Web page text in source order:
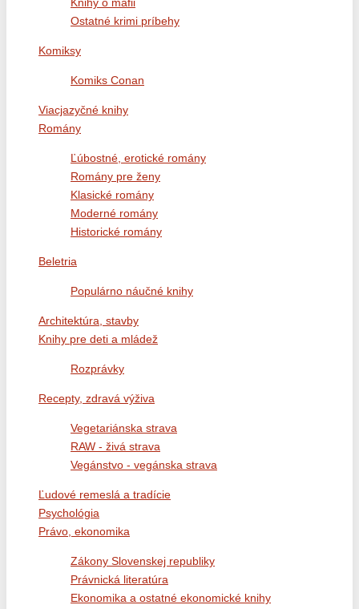
Ostatné krimi príbehy
Komiksy
Komiks Conan
Viacjazyčné knihy
Romány
Ľúbostné, erotické romány
Romány pre ženy
Klasické romány
Moderné romány
Historické romány
Beletria
Populárno náučné knihy
Architektúra, stavby
Knihy pre deti a mládež
Rozprávky
Recepty, zdravá výživa
Vegetariánska strava
RAW - živá strava
Vegánstvo - vegánska strava
Ľudové remeslá a tradície
Psychológia
Právo, ekonomika
Zákony Slovenskej republiky
Právnická literatúra
Ekonomika a ostatné ekonomické knihy